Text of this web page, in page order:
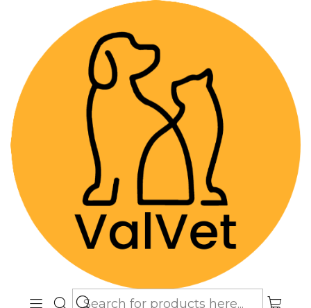
Despacho GRATIS por compras sobre
$89.990(Válido desde Coquimbo hasta Los
Lagos)
Home
Higiene y Baño
Desenredante y Acondicionador para Perros y
Gatos